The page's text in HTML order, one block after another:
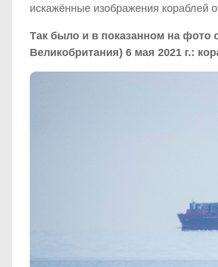
искажённые изображения кораблей
Так было и в показанном на фото
Великобритания) 6 мая 2021 г.: